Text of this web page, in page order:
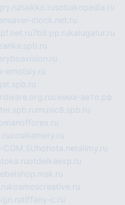
haikko.rusobakopedia.ru
clock.net.ru
7bit.pp.rukalugatur.ru
emotsiy.ru
схема-авто.рф
music8.spb.ru
zosikamery.ru
COM.SU hohota.net alimy.ru
otdelkaexp.ru
kosmoscreative.ru
tiffany-c.ru